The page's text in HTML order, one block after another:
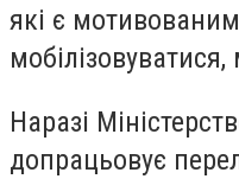
які є
Наразі
допрацьовує